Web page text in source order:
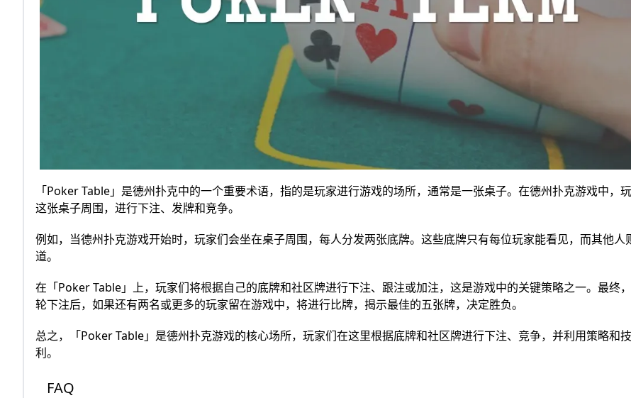
「Poker Table」是德州扑克中的一个重要术语，指的是玩家进行游戏的场所，通常是一张桌子。在德州扑克游戏中，
这张桌子周围，进行下注、发牌和竞争。
例如，当德州扑克游戏开始时，玩家们会坐在桌子周围，每人分发两张底牌。这些底牌只有每位玩家能看见，而其他人
道。
在「Poker Table」上，玩家们将根据自己的底牌和社区牌进行下注、跟注或加注，这是游戏中的关键策略之一。最终
轮下注后，如果还有两名或更多的玩家留在游戏中，将进行比牌，揭示最佳的五张牌，决定胜负。
总之，「Poker Table」是德州扑克游戏的核心场所，玩家们在这里根据底牌和社区牌进行下注、竞争，并利用策略和
利。
FAQ